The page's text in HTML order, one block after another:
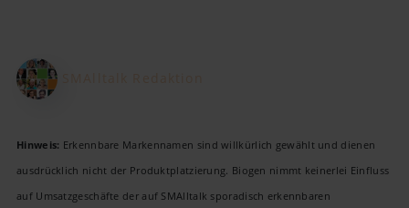
Hinweis: Erkennbare Markennamen sind willkürlich gewählt und dienen
ausdrücklich nicht der Produktplatzierung. Biogen nimmt keinerlei Einfluss
auf Umsatzgeschäfte der auf SMAlltalk sporadisch erkennbaren